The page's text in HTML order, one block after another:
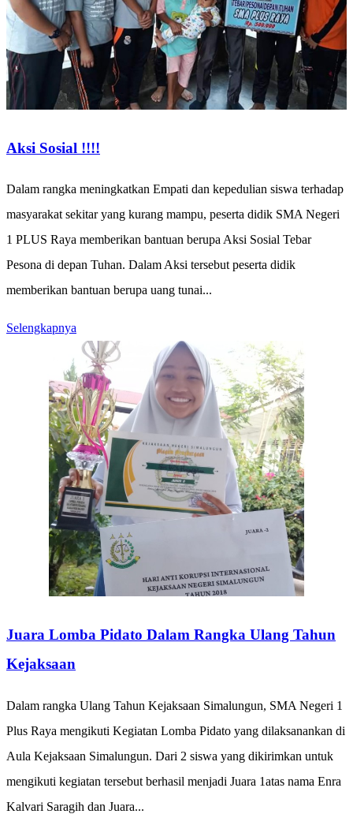
Aksi Sosial !!!!
Dalam rangka meningkatkan Empati dan kepedulian siswa terhadap
masyarakat sekitar yang kurang mampu, peserta didik SMA Negeri
1 PLUS Raya memberikan bantuan berupa Aksi Sosial Tebar
Pesona di depan Tuhan. Dalam Aksi tersebut peserta didik
memberikan bantuan berupa uang tunai...
Selengkapnya
Juara Lomba Pidato Dalam Rangka Ulang Tahun
Kejaksaan
Dalam rangka Ulang Tahun Kejaksaan Simalungun, SMA Negeri 1
Plus Raya mengikuti Kegiatan Lomba Pidato yang dilaksanankan di
Aula Kejaksaan Simalungun. Dari 2 siswa yang dikirimkan untuk
mengikuti kegiatan tersebut berhasil menjadi Juara 1atas nama Enra
Kalvari Saragih dan Juara...